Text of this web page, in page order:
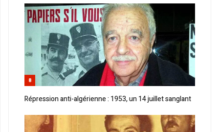
8
Répression anti-algérienne : 1953, un 14 juillet sanglant